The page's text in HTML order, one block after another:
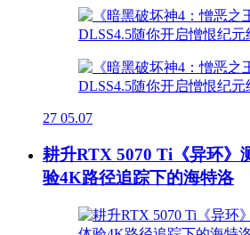
27 05.07
耕升RTX 5070 Ti《异环》
验4K路径追踪下的海特洛